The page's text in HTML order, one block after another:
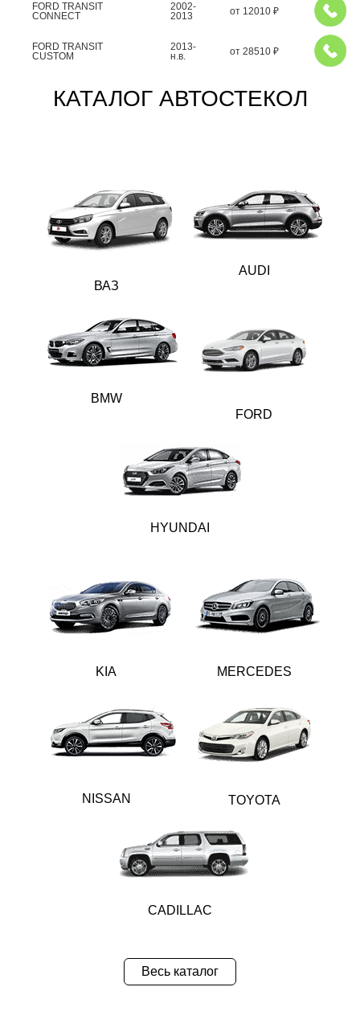
FORD TRANSIT
CONNECT
2002-
2013
от 12010 ₽
FORD TRANSIT
CUSTOM
2013-
н.в.
от 28510 ₽
КАТАЛОГ АВТОСТЕКОЛ
ВАЗ
AUDI
BMW
FORD
HYUNDAI
KIA MERCEDES
NISSAN TOYOTA
CADILLAC
Весь каталог